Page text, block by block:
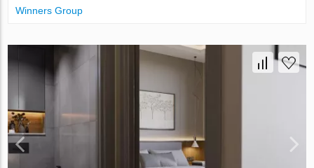
Winners Group